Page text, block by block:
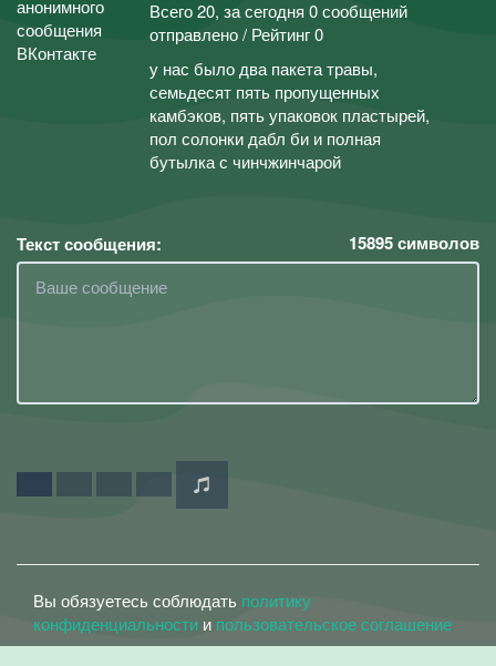
Всего 20, за сегодня 0 сообщений
отправлено / Рейтинг 0
у нас было два пакета травы,
семьдесят пять пропущенных
камбэков, пять упаковок пластырей,
пол солонки дабл би и полная
бутылка с чинчжинчарой
Текст сообщения: 15895символов
Вы обязуетесь соблюдать политику
конфиденциальности и пользовательское соглашение